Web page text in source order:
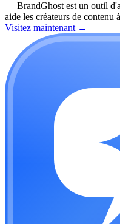
— BrandGhost est un outil
aide les créateurs de contenu
Visitez maintenant →